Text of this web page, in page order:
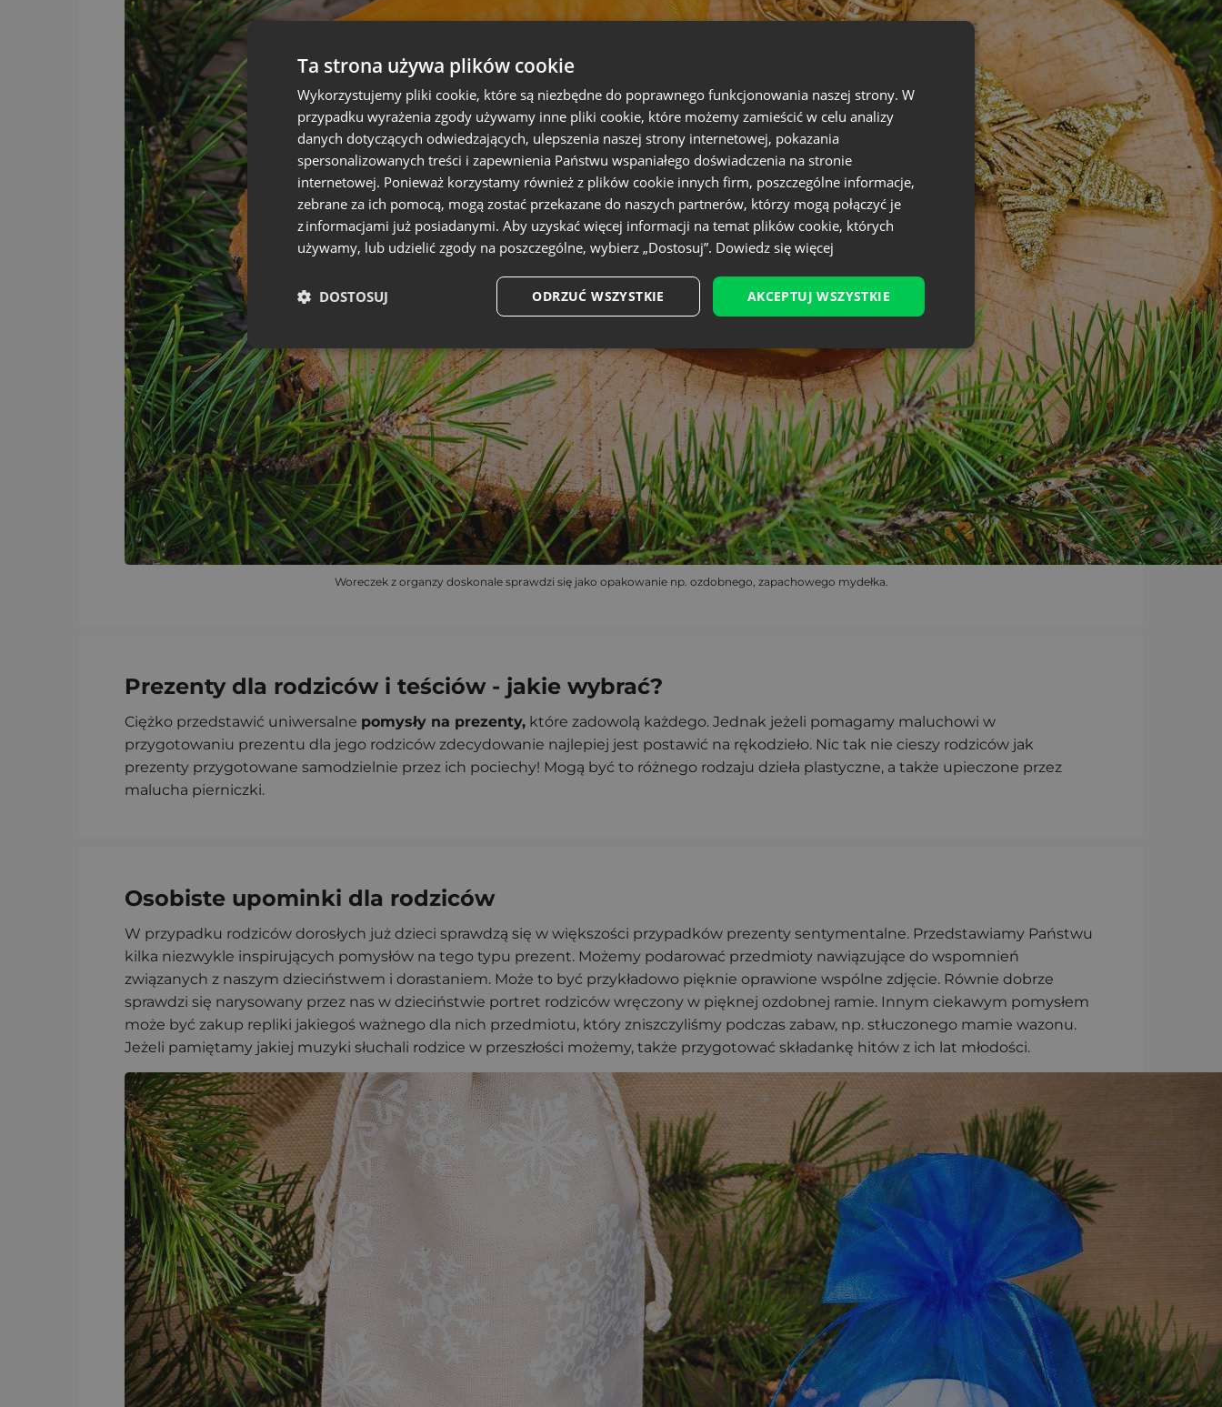
Woreczek z organzy doskonale sprawdzi się jako opakowanie np. ozdobnego, zapachowego mydełka.
Prezenty dla rodziców i teściów - jakie wybrać?
Ciężko przedstawić uniwersalne pomysły na prezenty, które zadowolą każdego. Jednak jeżeli pomagamy maluchowi w
przygotowaniu prezentu dla jego rodziców zdecydowanie najlepiej jest postawić na rękodzieło. Nic tak nie cieszy rodziców jak
prezenty przygotowane samodzielnie przez ich pociechy! Mogą być to różnego rodzaju dzieła plastyczne, a także upieczone przez
malucha pierniczki.
Osobiste upominki dla rodziców
W przypadku rodziców dorosłych już dzieci sprawdzą się w większości przypadków prezenty sentymentalne. Przedstawiamy Państwu
kilka niezwykle inspirujących pomysłów na tego typu prezent. Możemy podarować przedmioty nawiązujące do wspomnień
związanych z naszym dzieciństwem i dorastaniem. Może to być przykładowo pięknie oprawione wspólne zdjęcie. Równie dobrze
sprawdzi się narysowany przez nas w dzieciństwie portret rodziców wręczony w pięknej ozdobnej ramie. Innym ciekawym pomysłem
może być zakup repliki jakiegoś ważnego dla nich przedmiotu, który zniszczyliśmy podczas zabaw, np. stłuczonego mamie wazonu.
Jeżeli pamiętamy jakiej muzyki słuchali rodzice w przeszłości możemy, także przygotować składankę hitów z ich lat młodości.
Ta strona używa plików cookie
Wykorzystujemy pliki cookie, które są niezbędne do poprawnego funkcjonowania naszej strony. W
przypadku wyrażenia zgody używamy inne pliki cookie, które możemy zamieścić w celu analizy
danych dotyczących odwiedzających, ulepszenia naszej strony internetowej, pokazania
spersonalizowanych treści i zapewnienia Państwu wspaniałego doświadczenia na stronie
internetowej. Ponieważ korzystamy również z plików cookie innych firm, poszczególne informacje,
zebrane za ich pomocą, mogą zostać przekazane do naszych partnerów, którzy mogą połączyć je
z informacjami już posiadanymi. Aby uzyskać więcej informacji na temat plików cookie, których
używamy, lub udzielić zgody na poszczególne, wybierz „Dostosuj”. Dowiedz się więcej
AKCEPTUJ WSZYSTKIE
ODRZUĆ WSZYSTKIE
DOSTOSUJ